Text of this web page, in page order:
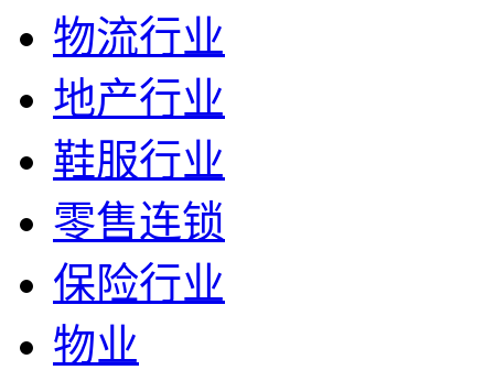
物流行业
地产行业
鞋服行业
零售连锁
保险行业
物业